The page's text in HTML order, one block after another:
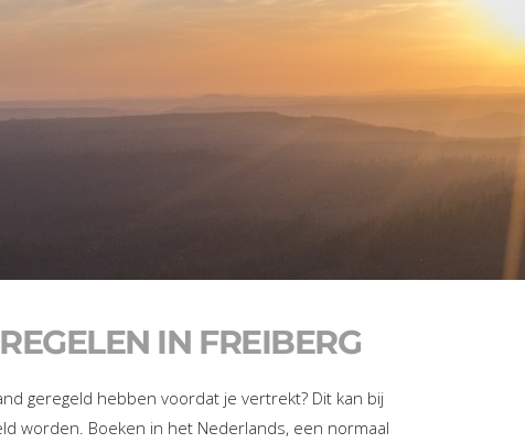
IN FREIBERG
geregeld hebben voordat je vertrekt? Dit kan bij
worden. Boeken in het Nederlands, een normaal